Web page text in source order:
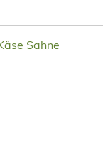
Sahne